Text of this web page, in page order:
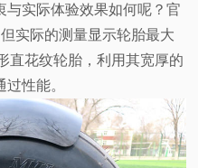
与实际体验效果如何呢？官
实际的测量显示轮胎最大
直花纹轮胎，利用其宽厚的
性能。